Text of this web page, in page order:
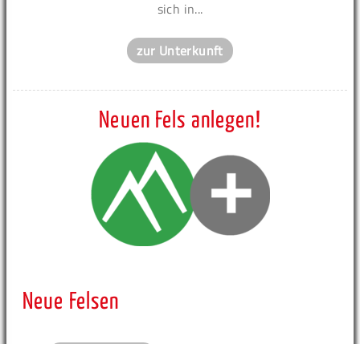
sich in...
zur Unterkunft
Neuen Fels anlegen!
Neue Felsen